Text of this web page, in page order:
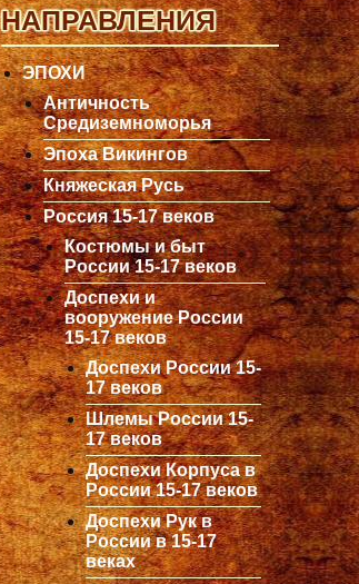
НАПРАВЛЕНИЯ
ЭПОХИ
Античность
Средиземноморья
Эпоха Викингов
Княжеская Русь
Россия 15-17 веков
Костюмы и быт
России 15-17 веков
Доспехи и
вооружение России
15-17 веков
Доспехи России 15-
17 веков
Шлемы России 15-
17 веков
Доспехи Корпуса в
России 15-17 веков
Доспехи Рук в
России в 15-17
веках